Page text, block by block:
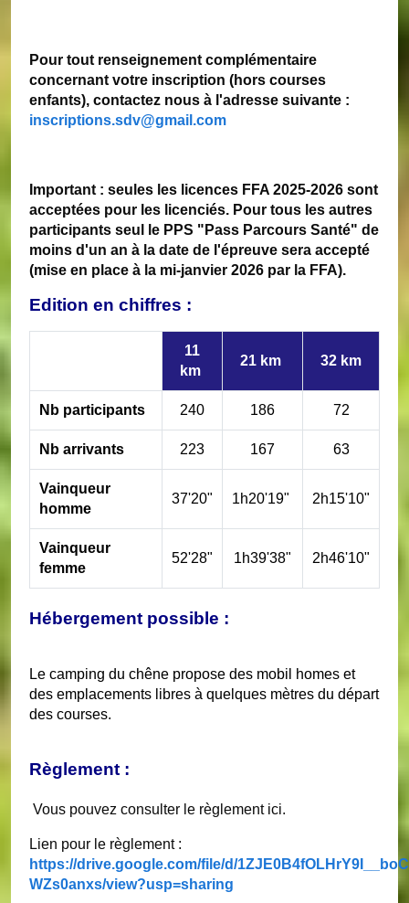
Pour tout renseignement complémentaire
concernant votre inscription (hors courses
enfants), contactez nous à l'adresse suivante :
inscriptions.sdv@gmail.com
Important : seules les licences FFA 2025-2026 sont
acceptées pour les licenciés. Pour tous les autres
participants seul le PPS "Pass Parcours Santé" de
moins d'un an à la date de l'épreuve sera accepté
(mise en place à la mi-janvier 2026 par la FFA).
Edition en chiffres :
11
km
21 km 32 km
Nb participants 240 186 72
Nb arrivants 223 167 63
Vainqueur
homme
37'20" 1h20'19" 2h15'10"
Vainqueur
femme
52'28" 1h39'38" 2h46'10"
Hébergement possible :
Le camping du chêne propose des mobil homes et
des emplacements libres à quelques mètres du départ
des courses.
Règlement :
Vous pouvez consulter le règlement ici.
Lien pour le règlement :
https://drive.google.com/file/d/
WZs0anxs/view?usp=sharing